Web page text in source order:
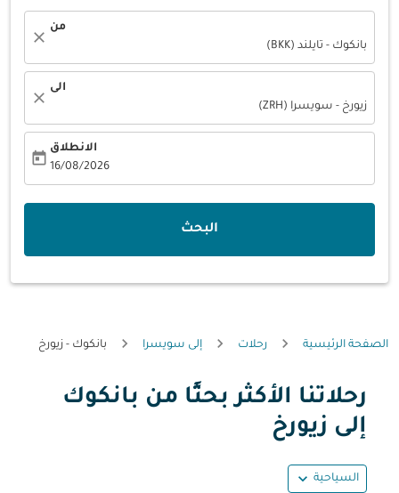
من
بانكوك - تايلند (BKK)
close
الى
زيورخ - سويسرا (ZRH)
close
الانطلاق
16/08/2026
today
البحث
الصفحة الرئيسية رحلات إلى سويسرا بانكوك - زيورخ
رحلاتنا الأكثر بحثًا من بانكوك
إلى زيورخ
السياحية expand_more
حاول شهر آخر أو تفاعل مع الأيام أدناه للحصول على العروض.